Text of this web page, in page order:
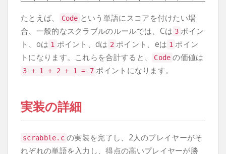
たとえば、 Code という単語にスコアを付けたい場
合、一般的なスクラブルのルールでは、Cは 3 ポイン
ト、oは 1 ポイント、dは 2 ポイント、eは 1 ポイン
トになります。これらを合計すると、
Code の価値は
3 + 1 + 2 + 1 = 7 ポイントになります。
実装の詳細
scrabble. c の実装を完了し、2人のプレイヤーがそ
れぞれの単語を入力し、得点の高いプレイヤーが勝